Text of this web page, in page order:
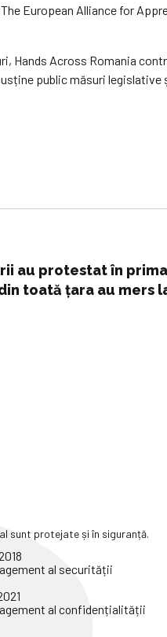
European Alliance for
Hands Across Romania
public măsuri
au protestat în
toată țara au mers
sunt protejate și în siguranță.
al securității
al confidențialității